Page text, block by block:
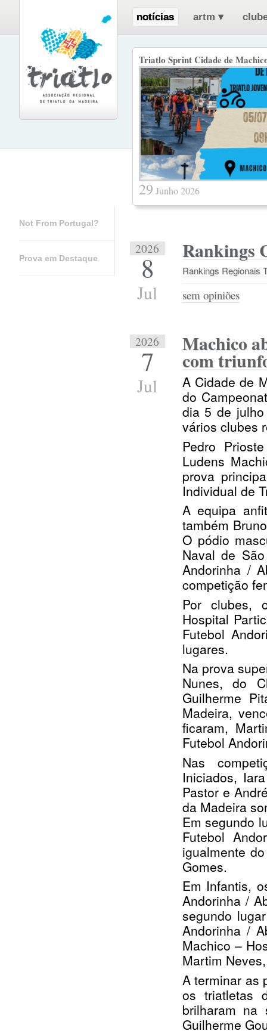
notícias artm ▾
Triatlo Sprint Cidade de
29 Junho 2026
Not From Portugal?
Prova em Destaque
2026
8
Jul
Rankings
Rankings Regionais
sem opiniões
2026
7
Jul
Machico
com
A Cidade de
do
dia 5 de
vários clubes
Pedro
Ludens
prova
Individual de
A equipa
também
O pódio
Naval de
Andorinha /
competição
Por clubes,
Hospital
Futebol
lugares.
Na prova
Nunes, do
Guilherme
Madeira,
ficaram,
Futebol
Nas
Iniciados,
Pastor e
da Madeira
Em segundo
Futebol
igualmente
Gomes.
Em Infantis,
Andorinha /
segundo
Andorinha /
Machico –
Martim
A terminar as
os triatletas
brilharam na
Guilherme